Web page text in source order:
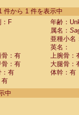
labiatus(0)
leucopus (0)
mystax
nigricollis (1)
oedipus
weddelli
spp.
件から 1 件を表示中
：F
年齢：
属名：
亜種小名
英名：
骨：有
上腕骨：
骨：有
大腿骨：
：有
体幹：有
有
中